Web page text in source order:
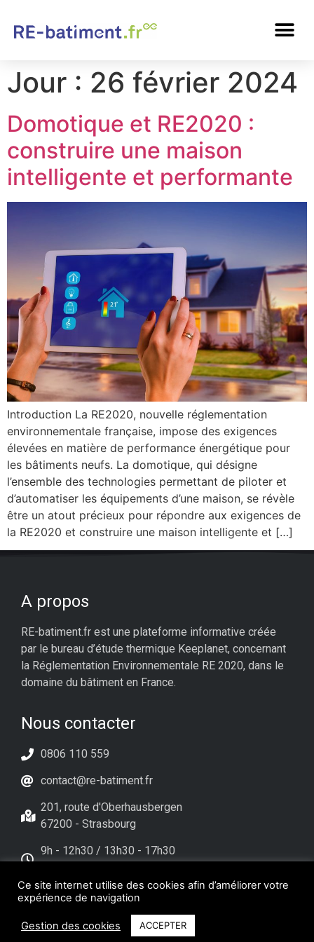
Jour : 26 février 2024
Domotique et RE2020 :
construire une maison
intelligente et performante
Introduction La RE2020, nouvelle réglementation
environnementale française, impose des exigences
élevées en matière de performance énergétique pour
les bâtiments neufs. La domotique, qui désigne
l’ensemble des technologies permettant de piloter et
d’automatiser les équipements d’une maison, se révèle
être un atout précieux pour répondre aux exigences de
la RE2020 et construire une maison intelligente et […]
A propos
RE-batiment.fr est une plateforme informative créée
par le bureau d’étude thermique Keeplanet, concernant
la Réglementation Environnementale RE 2020, dans le
domaine du bâtiment en France.
Nous contacter
0806 110 559
contact@re-batiment.fr
201, route d'Oberhausbergen
67200 - Strasbourg
9h - 12h30 / 13h30 - 17h30
Copyright © Tous droits réservés. Site créé par
Ce site internet utilise des cookies afin d’améliorer votre
expérience de navigation
Gestion des cookies ACCEPTER